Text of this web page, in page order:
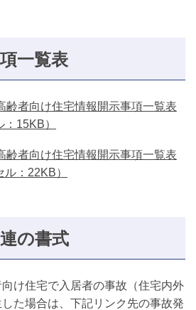
一覧表
者向け住宅情報開示事項一覧表
：15KB）
者向け住宅情報開示事項一覧表
ル：22KB）
の書式
け住宅で入居者の事故（住宅内外
た場合は、下記リンク先の事故発